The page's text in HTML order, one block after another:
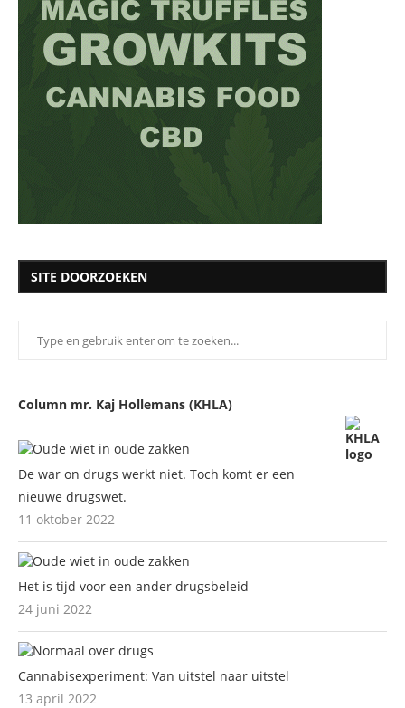
SITE DOORZOEKEN
Column mr. Kaj Hollemans (KHLA)
De war on drugs werkt niet. Toch komt er een
nieuwe drugswet.
11 oktober 2022
Het is tijd voor een ander drugsbeleid
24 juni 2022
Cannabisexperiment: Van uitstel naar uitstel
13 april 2022